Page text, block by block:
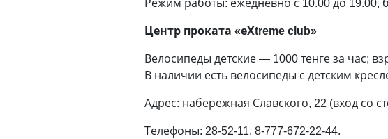
Центр проката «еХtreme club»
Велосипеды детские — 1000 тенге за час;
В наличии есть велосипеды с детским
Адрес: набережная Славского, 22 (вход со
Телефоны: 28-52-11, 8-777-672-22-44.